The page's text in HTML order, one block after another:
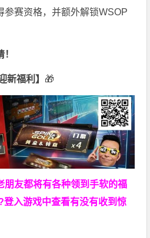
参赛资格，并额外解锁WSOP
新福利】 🎁
朋友都将有各种领到手软的福
入游戏中查看有没有收到惊